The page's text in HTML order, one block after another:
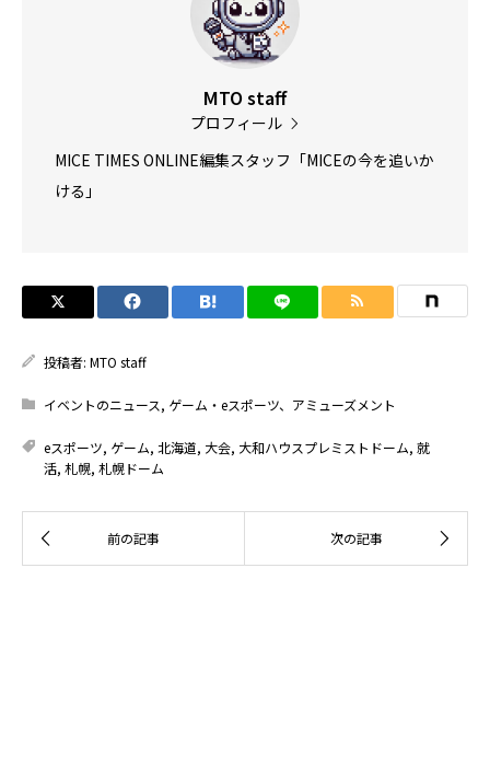
MTO staff
プロフィール
MICE TIMES ONLINE編集スタッフ「MICEの今を追いか
ける」
投稿者: MTO staff
イベントのニュース, ゲーム・eスポーツ、アミューズメント
eスポーツ, ゲーム, 北海道, 大会, 大和ハウスプレミストドーム, 就
活, 札幌, 札幌ドーム